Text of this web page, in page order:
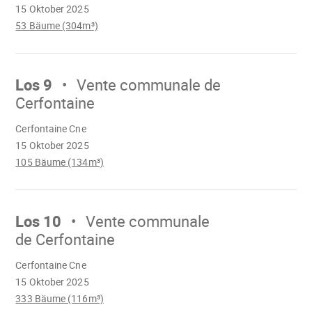
15 Oktober 2025
53 Bäume (304m³)
Mach
Los 9
Vente communale de
Cerfontaine
15 Oktober 2025
Cerfontaine Cne
105 Bäume (134m³)
Mach
Los 10
Vente communale
de Cerfontaine
15 Oktober 2025
Cerfontaine Cne
333 Bäume (116m³)